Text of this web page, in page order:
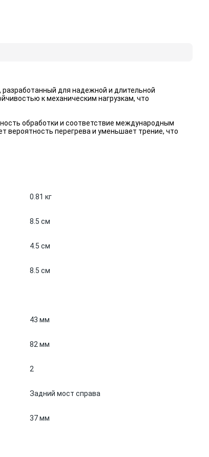
для надежной и длительной
к механическим нагрузкам, что
обработки и соответствие международным
перегрева и уменьшает трение, что
0.81 кг
8.5 см
4.5 см
8.5 см
43 мм
82 мм
2
Задний мост справа
37 мм